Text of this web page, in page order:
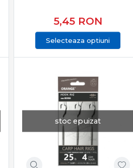
5,45 RON
Selecteaza optiuni
stoc epuizat